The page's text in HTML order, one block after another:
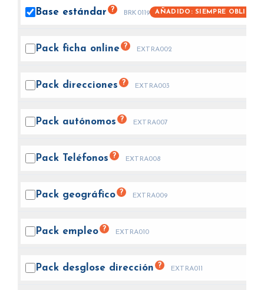
Base estándar ? BRK0119 AÑADIDO: SIEMPRE
Pack ficha online ? EXTRA002
Pack direcciones ? EXTRA003
Pack autónomos ? EXTRA007
Pack Teléfonos ? EXTRA008
Pack geográfico ? EXTRA009
Pack empleo ? EXTRA010
Pack desglose dirección ? EXTRA011